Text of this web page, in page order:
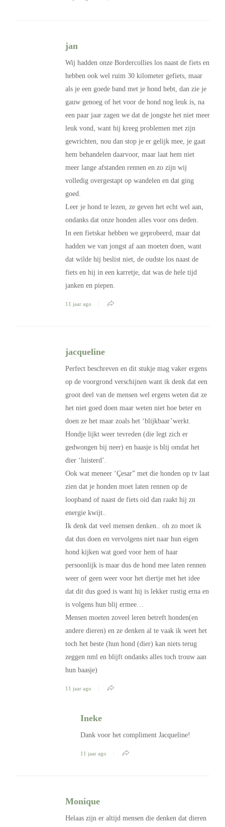
jan
Wij hadden onze Bordercollies los naast de fiets en
hebben ook wel ruim 30 kilometer gefiets, maar
als je een goede band met je hond hebt, dan zie je
gauw genoeg of het voor de hond nog leuk is, na
een paar jaar zagen we dat de jongste het niet meer
leuk vond, want hij kreeg problemen met zijn
gewrichten, nou dan stop je er gelijk mee, je gaat
hem behandelen daarvoor, maar laat hem niet
meer lange afstanden rennen en zo zijn wij
volledig overgestapt op wandelen en dat ging
goed.
Leer je hond te lezen, ze geven het echt wel aan,
ondanks dat onze honden alles voor ons deden.
In een fietskar hebben we geprobeerd, maar dat
hadden we van jongst af aan moeten doen, want
dat wilde hij beslist niet, de oudste los naast de
fiets en hij in een karretje, dat was de hele tijd
janken en piepen.
11 jaar ago
jacqueline
Perfect beschreven en dit stukje mag vaker ergens
op de voorgrond verschijnen want ik denk dat een
groot deel van de mensen wel ergens weten dat ze
het niet goed doen maar weten niet hoe beter en
doen ze het maar zoals het ‘blijkbaar’werkt.
Hondje lijkt weer tevreden (die legt zich er
gedwongen bij neer) en baasje is blij omdat het
dier ‘luisterd’.
Ook wat meneer ‘Çesar” met die honden op tv laat
zien dat je honden moet laten rennen op de
loopband of naast de fiets oid dan raakt hij zn
energie kwijt..
Ik denk dat veel mensen denken.. oh zo moet ik
dat dus doen en vervolgens niet naar hun eigen
hond kijken wat goed voor hem of haar
persoonlijk is maar dus de hond mee laten rennen
weer of geen weer voor het diertje met het idee
dat dit dus goed is want hij is lekker rustig erna en
is volgens hun blij ermee…
Mensen moeten zoveel leren betreft honden(en
andere dieren) en ze denken al te vaak ik weet het
toch het beste (hun hond (dier) kan niets terug
zeggen nml en blijft ondanks alles toch trouw aan
hun baasje)
11 jaar ago
Ineke
Dank voor het compliment Jacqueline!
11 jaar ago
Monique
Helaas zijn er altijd mensen die denken dat dieren